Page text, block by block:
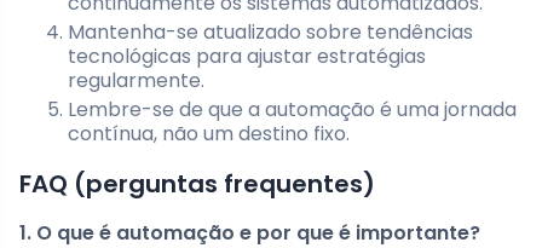
Mantenha-se atualizado sobre tendências
tecnológicas para ajustar estratégias
regularmente.
Lembre-se de que a automação é uma jornada
contínua, não um destino fixo.
FAQ (perguntas frequentes)
1. O que é automação e por que é importante?